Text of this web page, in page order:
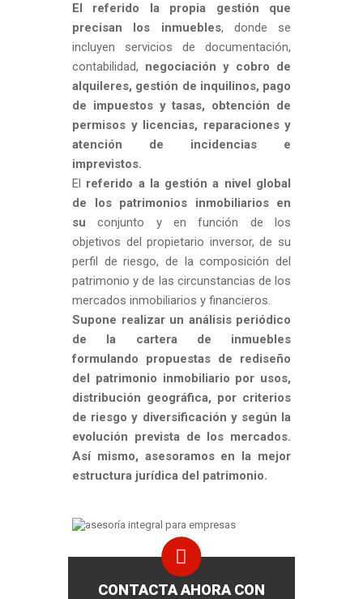
El referido la propia gestión que
precisan los inmuebles, donde se
incluyen servicios de documentación,
contabilidad, negociación y cobro de
alquileres, gestión de inquilinos, pago
de impuestos y tasas, obtención de
permisos y licencias, reparaciones y
atención de incidencias e
imprevistos.
El referido a la gestión a nivel global
de los patrimonios inmobiliarios en
suconjunto y en función de los
objetivos del propietario inversor, de su
perfil de riesgo, de la composición del
patrimonio y de las circunstancias de los
mercados inmobiliarios y financieros.
Supone realizar un análisis periódico
de la cartera de inmuebles
formulando propuestas de rediseño
del patrimonio inmobiliario por usos,
distribución geográfica, por criterios
de riesgo y diversificación y según la
evolución prevista de los mercados.
Así mismo, asesoramos en la mejor
estructura jurídica del patrimonio.
CONTACTA AHORA CON